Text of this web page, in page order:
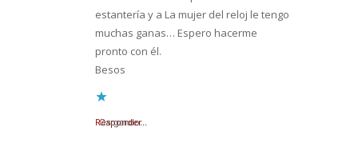
estantería y a La mujer del reloj le tengo
muchas ganas… Espero hacerme
pronto con él.
Besos
Cargando...
Responder